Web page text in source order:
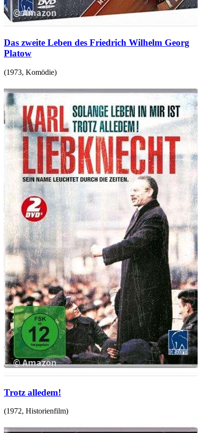
Das zweite Leben des Friedrich Wilhelm Georg
Platow
(1973, Komödie)
Trotz alledem!
(1972, Historienfilm)